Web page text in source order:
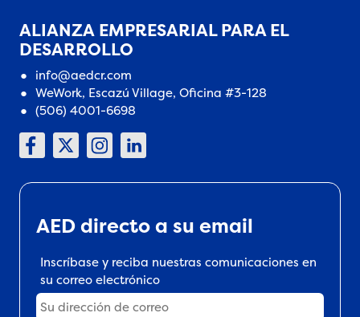
ALIANZA EMPRESARIAL PARA EL
DESARROLLO
info@aedcr.com
WeWork, Escazú Village, Oficina #3-128
(506) 4001-6698
AED directo a su email
Inscríbase y reciba nuestras comunicaciones en
su correo electrónico